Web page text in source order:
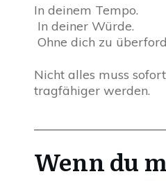
In deinem Tempo.
In deiner Würde.
Ohne dich zu
Nicht alles muss
tragfähiger werden.
Wenn du